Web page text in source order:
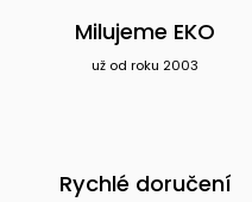
Milujeme EKO
už od roku 2003
Rychlé doručení